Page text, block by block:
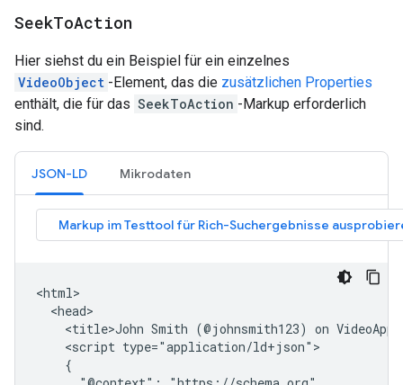
SeekToAction
Hier siehst du ein Beispiel für ein einzelnes
VideoObject -Element, das die zusätzlichen Properties
enthält, die für das SeekToAction -Markup erforderlich
sind.
JSON-LD Mikrodaten
<html>
  <head>
<title>John Smith (@johnsmith123) on
    <script type="application/ld+json">
    {